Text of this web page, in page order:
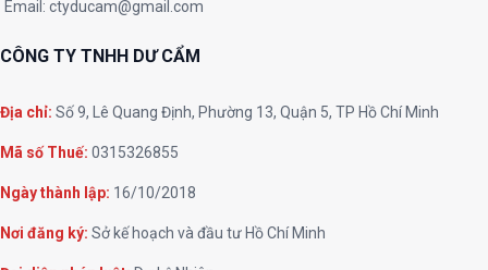
Email: ctyducam@gmail.com
CÔNG TY TNHH DƯ CẨM
Địa chỉ: Số 9, Lê Quang Định, Phường 13, Quận 5, TP Hồ Chí Minh
Mã số Thuế: 0315326855
Ngày thành lập: 16/10/2018
Nơi đăng ký: Sở kế hoạch và đầu tư Hồ Chí Minh